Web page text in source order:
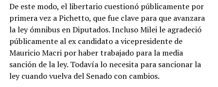
De este modo, el libertario cuestionó públicamente por
primera vez a Pichetto, que fue clave para que avanzara
la ley ómnibus en Diputados. Incluso Milei le agradeció
públicamente al ex candidato a vicepresidente de
Mauricio Macri por haber trabajado para la media
sanción de la ley. Todavía lo necesita para sancionar la
ley cuando vuelva del Senado con cambios.